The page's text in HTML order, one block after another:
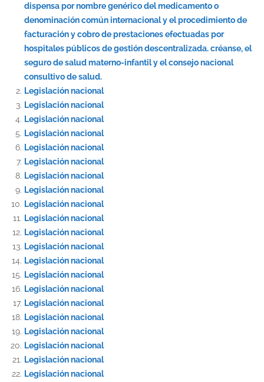
dispensa por nombre genérico del medicamento o
denominación común internacional y el procedimiento de
facturación y cobro de prestaciones efectuadas por
hospitales públicos de gestión descentralizada. créanse, el
seguro de salud materno-infantil y el consejo nacional
consultivo de salud.
Legislación nacional
Legislación nacional
Legislación nacional
Legislación nacional
Legislación nacional
Legislación nacional
Legislación nacional
Legislación nacional
Legislación nacional
Legislación nacional
Legislación nacional
Legislación nacional
Legislación nacional
Legislación nacional
Legislación nacional
Legislación nacional
Legislación nacional
Legislación nacional
Legislación nacional
Legislación nacional
Legislación nacional